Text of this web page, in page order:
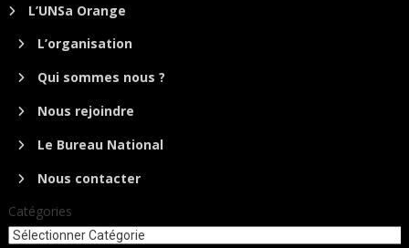
L’UNSa Orange
L’organisation
Qui sommes nous ?
Nous rejoindre
Le Bureau National
Nous contacter
Catégories